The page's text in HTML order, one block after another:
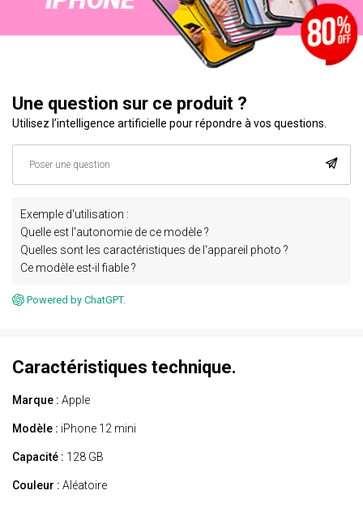
Une question sur ce produit ?
Utilisez l’intelligence artificielle pour répondre à vos questions.
Exemple d'utilisation :
Quelle est l'autonomie de ce modèle ?
Quelles sont les caractéristiques de l'appareil photo ?
Ce modèle est-il fiable ?
Powered by ChatGPT.
Caractéristiques technique.
Marque : Apple
Modèle : iPhone 12 mini
Capacité : 128 GB
Couleur : Aléatoire